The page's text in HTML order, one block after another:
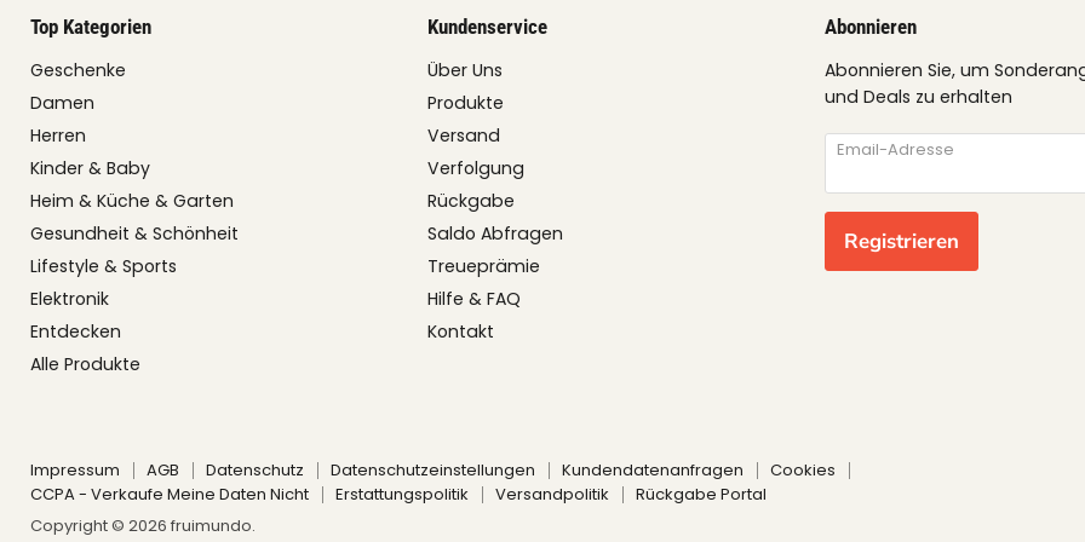
Top Kategorien
Geschenke
Damen
Herren
Kinder & Baby
Heim & Küche & Garten
Gesundheit & Schönheit
Lifestyle & Sports
Elektronik
Entdecken
Alle Produkte
Kundenservice
Über Uns
Produkte
Versand
Verfolgung
Rückgabe
Saldo Abfragen
Treueprämie
Hilfe & FAQ
Kontakt
Abonnieren
Abonnieren Sie, um
und Deals zu erhalten
Email-Adresse
Registrieren
Impressum AGB Datenschutz Datenschutzeinstellungen Kundendatenanfragen
Cookies
CCPA - Verkaufe Meine Daten Nicht
Erstattungspolitik Versandpolitik
Rückgabe Portal
Copyright © 2026 fruimundo.